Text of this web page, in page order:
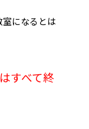
になるとは
すべて終